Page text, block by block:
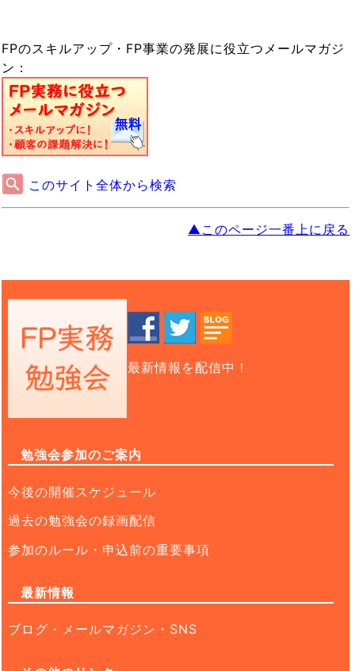
FPのスキルアップ・FP事業の発展に役立つメールマガジ
ン：
このサイト全体から検索
▲このページ一番上に戻る
最新情報を配信中！
勉強会参加のご案内
今後の開催スケジュール
過去の勉強会の録画配信
参加のルール・申込前の重要事項
最新情報
ブログ・メールマガジン・SNS